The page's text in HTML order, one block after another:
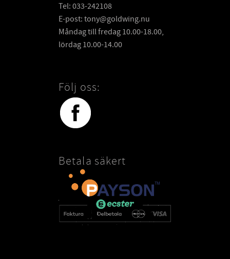
Tel: 033-242108
E-post: tony@goldwing.nu
Måndag till fredag 10.00-18.00,
lördag 10.00-14.00
Följ oss:
Betala säkert